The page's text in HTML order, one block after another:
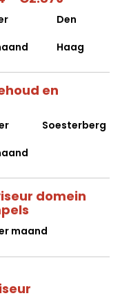
Den
Haag
en
Soesterberg
domein
maand